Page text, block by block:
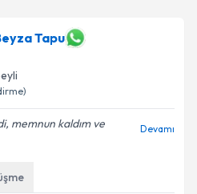
Tapu
memnun kaldım ve
Devamı